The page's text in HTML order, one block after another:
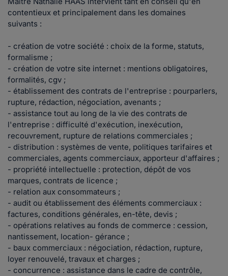
contentieux et principalement dans les domaines
suivants :
- création de votre société : choix de la forme, statuts,
formalisme ;
- création de votre site internet : mentions obligatoires,
formalités, cgv ;
- établissement des contrats de l'entreprise : pourparlers,
rupture, rédaction, négociation, avenants ;
- assistance tout au long de la vie des contrats de
l'entreprise : difficulté d'exécution, inexécution,
recouvrement, rupture de relations commerciales ;
- distribution : systèmes de vente, politiques tarifaires et
commerciales, agents commerciaux, apporteur d'affaires ;
- propriété intellectuelle : protection, dépôt de vos
marques, contrats de licence ;
- relation aux consommateurs ;
- audit ou établissement des éléments commerciaux :
factures, conditions générales, en-tête, devis ;
- opérations relatives au fonds de commerce : cession,
nantissement, location- gérance ;
- baux commerciaux : négociation, rédaction, rupture,
loyer renouvelé, travaux et charges ;
- concurrence : assistance dans le cadre de contrôle,